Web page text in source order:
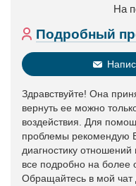
На
Подробный
Здравствуйте! Она
вернуть ее можно
воздействия. Для
проблемы рекомендую
диагностику
все подробно на более
Обращайтесь в мой чат